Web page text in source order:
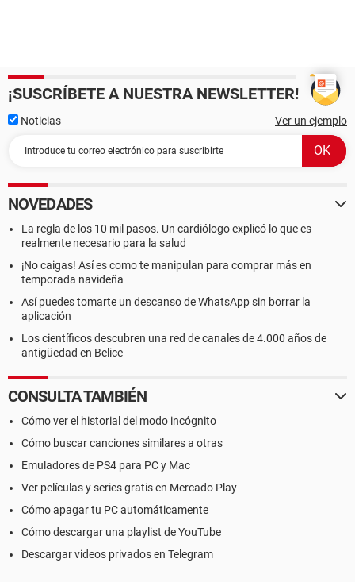
¡SUSCRÍBETE A NUESTRA NEWSLETTER!
Noticias Ver un ejemplo
NOVEDADES
La regla de los 10 mil pasos. Un cardiólogo explicó lo que es
realmente necesario para la salud
¡No caigas! Así es como te manipulan para comprar más en
temporada navideña
Así puedes tomarte un descanso de WhatsApp sin borrar la
aplicación
Los científicos descubren una red de canales de 4.000 años de
antigüedad en Belice
CONSULTA TAMBIÉN
Cómo ver el historial del modo incógnito
Cómo buscar canciones similares a otras
Emuladores de PS4 para PC y Mac
Ver películas y series gratis en Mercado Play
Cómo apagar tu PC automáticamente
Cómo descargar una playlist de YouTube
Descargar videos privados en Telegram